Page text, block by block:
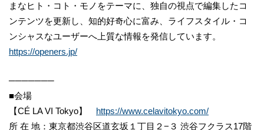
まなヒト・コト・モノをテーマに、独自の視点で編集したコ
ンテンツを更新し、知的好奇心に富み、ライフスタイル・コ
ンシャスなユーザーへ上質な情報を発信しています。
https://openers.jp/
───────
■会場
【CÉ LA VI Tokyo】 https://www.celavitokyo.com/
所 在 地：東京都渋谷区道玄坂１丁目２−３ 渋谷フクラス17階